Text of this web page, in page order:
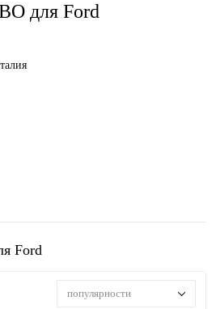
для Ford
Ford
популярности